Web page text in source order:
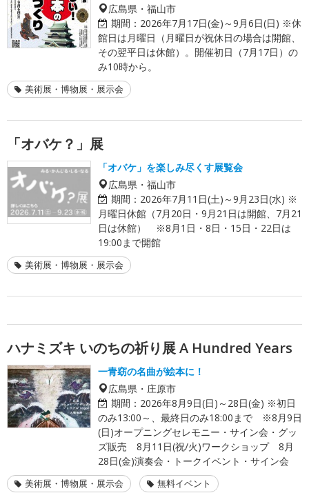
広島県・福山市
期間： 2026年7月17日(金)～9月6日(日) ※休
館日は月曜日（月曜日が祝休日の場合は開館、
その翌平日は休館）。開催初日（7月17日）の
み10時から。
美術展・博物展・展示会
「オバケ？」展
「オバケ」を楽しみ尽くす展覧会
広島県・福山市
期間： 2026年7月11日(土)～9月23日(水) ※
月曜日休館（7月20日・9月21日は開館、7月21
日は休館） ※8月1日・8日・15日・22日は
19:00まで開館
美術展・博物展・展示会
ハナミズキ いのちの祈り展 A Hundred Years
一青窈の名曲が絵本に！
広島県・庄原市
期間： 2026年8月9日(日)～28日(金) ※初日
のみ13:00～、最終日のみ18:00まで ※8月9日
(日)オープニングセレモニー・サイン会・グッ
ズ販売 8月11日(祝/火)ワークショップ 8月
28日(金)演奏会・トークイベント・サイン会
美術展・博物展・展示会 無料イベント